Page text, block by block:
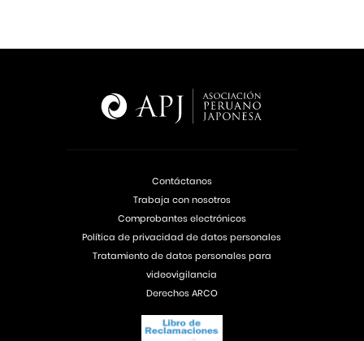
Contáctanos
Trabaja con nosotros
Comprobantes electrónicos
Política de privacidad de datos personales
Tratamiento de datos personales para
videovigilancia
Derechos ARCO